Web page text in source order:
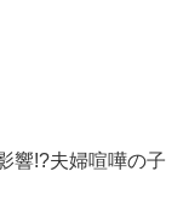
響!?夫婦喧嘩の子